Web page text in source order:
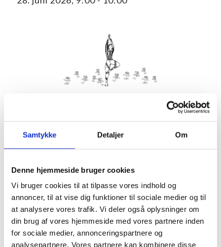
Samtykke Detaljer Om
Denne hjemmeside bruger cookies
Vi bruger cookies til at tilpasse vores indhold og
annoncer, til at vise dig funktioner til sociale medier og til
at analysere vores trafik. Vi deler også oplysninger om
din brug af vores hjemmeside med vores partnere inden
for sociale medier, annonceringspartnere og
analysepartnere. Vores partnere kan kombinere disse
Kom med morgenhår og tag din nabo eller bedste ven under
Husk din yogamåtte.
Hvis det er dårligt vejr, er vi indendørs på Villa Strand eller
Hornbækhus.
Info
Tilmelding